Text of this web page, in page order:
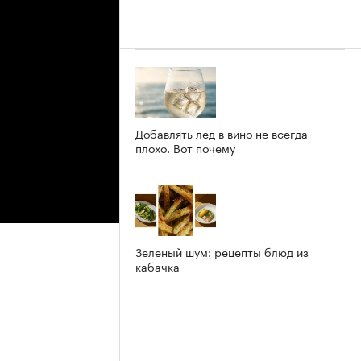
Добавлять лед в вино не всегда
плохо. Вот почему
Зеленый шум: рецепты блюд из
кабачка